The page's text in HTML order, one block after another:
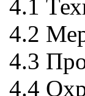
4.1
4.2
4.3
4.4